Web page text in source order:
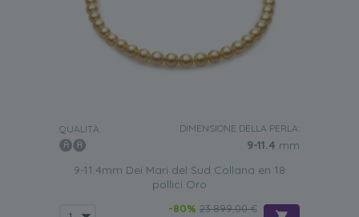
QUALITÀ: DIMENSIONE DELLA PERLA:
9-11.4 mm
9-11.4mm Dei Mari del Sud Collana en 18
pollici Oro
-80% 23.899,00 €